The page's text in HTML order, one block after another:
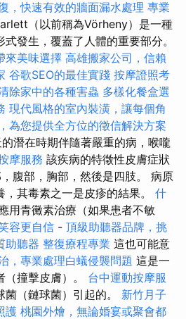
，快速有效的牆面漏水處理 專業
（以前稱為Vörheny）是一種
發生，覆蓋了人體的重要部分。
來美味選擇 高雄搬家公司，信賴
谷歌SEO的最佳實踐 按摩證照考
除家中的各種害蟲 多樣化餐盒選
現代風格的室內裝潢，讓每個角
為您提供全方位的徵信解決方案
潛在時期伴隨著嚴重的病，喉嚨
摩服務 該疾病的特徵性皮膚症狀
腹部，胸部，然後是四肢。 病原
其毒素之一是皮疹的結果。 什
用青黴素治療（如果患者不敏
容更自信 - 頂級助聽器品牌，挑
助聽器 整復療程專業 這也可能意
，專業處理白蟻侵襲問題 這是一
撞擊皮膚）。 台中運動按摩服
（鏈球菌）引起的。 新竹月子
護 桃園外燴，無論婚宴或聚會都